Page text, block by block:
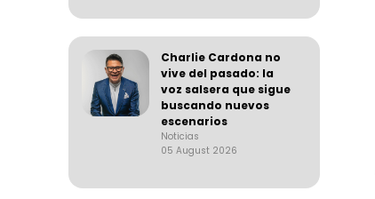
Charlie Cardona no
vive del pasado: la
voz salsera que sigue
buscando nuevos
escenarios
Noticias
05 August 2026